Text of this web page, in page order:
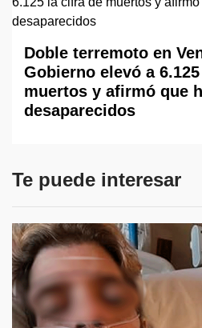
Doble terremoto en
Gobierno elevó a
muertos y afirmó que
desaparecidos
Te puede interesar